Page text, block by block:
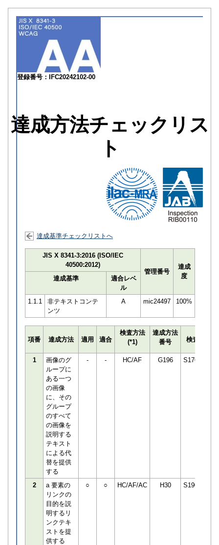
登録番号：IFC20242102-00
達成方法チェックリス
ト
達成基準チェックリストへ
JIS X 8341-3:2016 (ISO/IEC
40500:2012)
管理番号
達成
度
達成基準
適合レベ
ル
1.1.1
非テキストコンテ
ンツ
A mic24497 100%
項番 達成方法 適用 適合
検査方法
(*1)
達成方法
番号
検査員
1
画像のグ
ループに
ある一つ
の画像
に、その
グループ
のすべて
の画像を
説明する
テキスト
による代
替を提供
する
- - HC/AF G196 S170294
2
a 要素の
リンクの
目的を説
明するリ
ンクテキ
ストを提
供する
○ ○ HC/AF/AC H30 S190498